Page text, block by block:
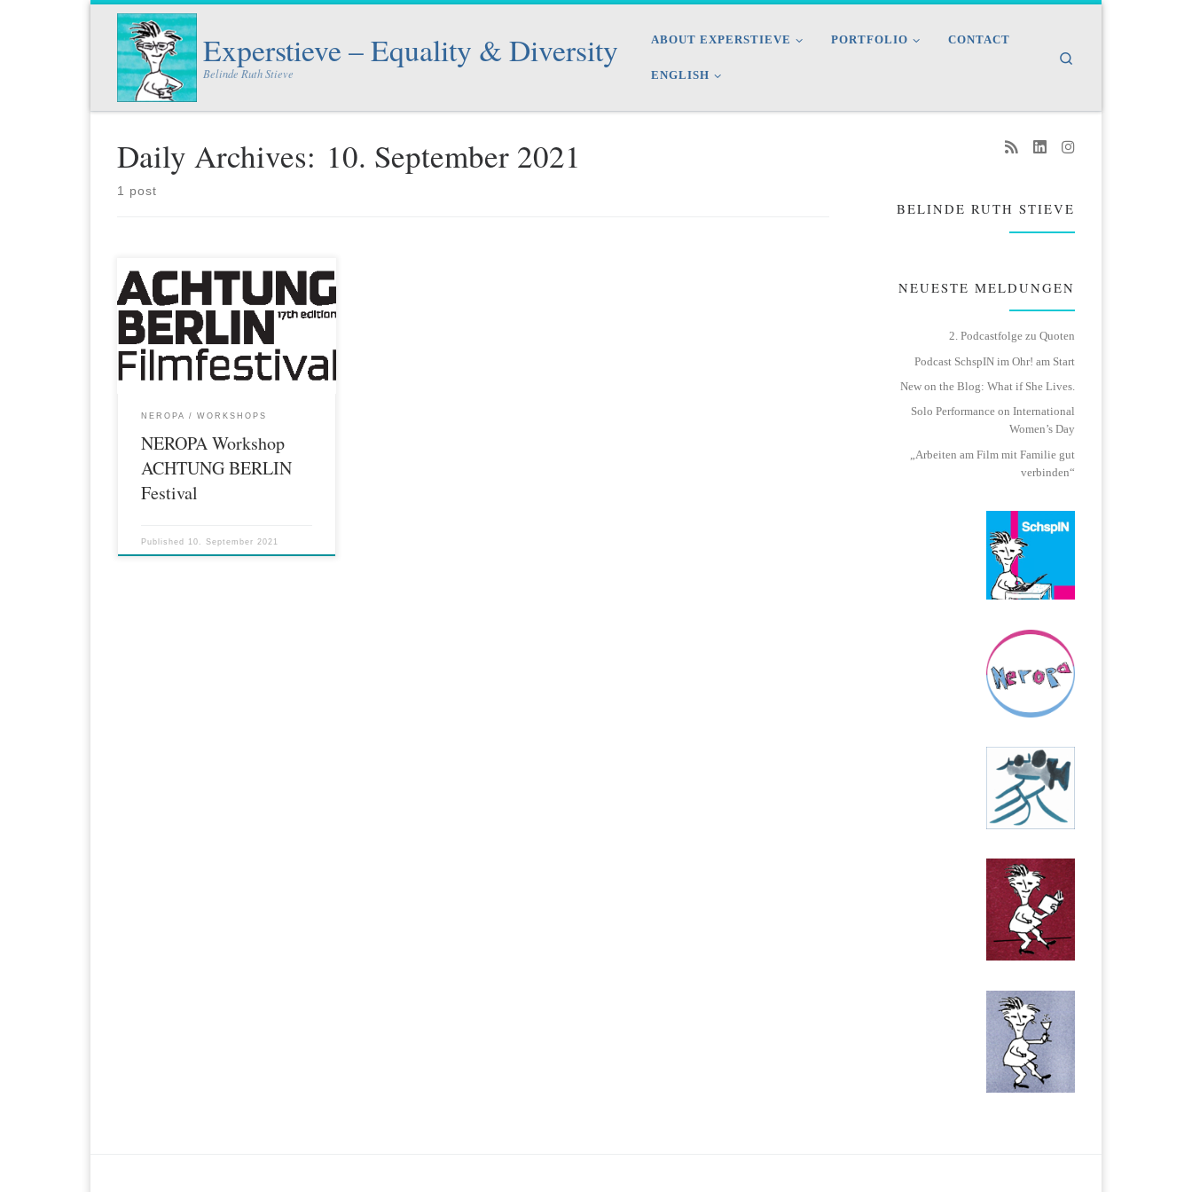
Experstieve – Equality & Diversity
Belinde Ruth Stieve
ABOUT EXPERSTIEVE PORTFOLIO CONTACT
ENGLISH
Daily Archives: 10. September 2021
1 post
Am 10. September 21 gebe ich einen
digitalen NEROPATM -Workshop im
Rahmen der Branchentage des 17.
ACHTUNG BERLIN Filmfestivals.
NEROPA WORKSHOPS
NEROPA Workshop
ACHTUNG BERLIN
Festival
Published 10. September 2021
BELINDE RUTH STIEVE
NEUESTE MELDUNGEN
2. Podcastfolge zu Quoten
Podcast SchspIN im Ohr! am Start
New on the Blog: What if She Lives.
Solo Performance on International
Women’s Day
„Arbeiten am Film mit Familie gut
verbinden“